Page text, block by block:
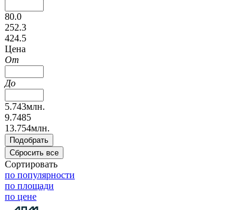
80.0
252.3
424.5
Цена
От
До
5.743млн.
9.7485
13.754млн.
Сортировать
по популярности
по площади
по цене